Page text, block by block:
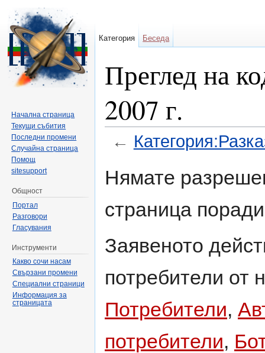
Преглед на
2007 г.
←
Нямате
страница
Заявеното
потребители от
Потребители,
потребители,
Категория Беседа
Начална страница
Текущи събития
Последни промени
Случайна страница
Помощ
sitesupport
Общност
Портал
Разговори
Гласувания
Инструменти
Какво сочи насам
Свързани промени
Специални страници
Информация за
страницата